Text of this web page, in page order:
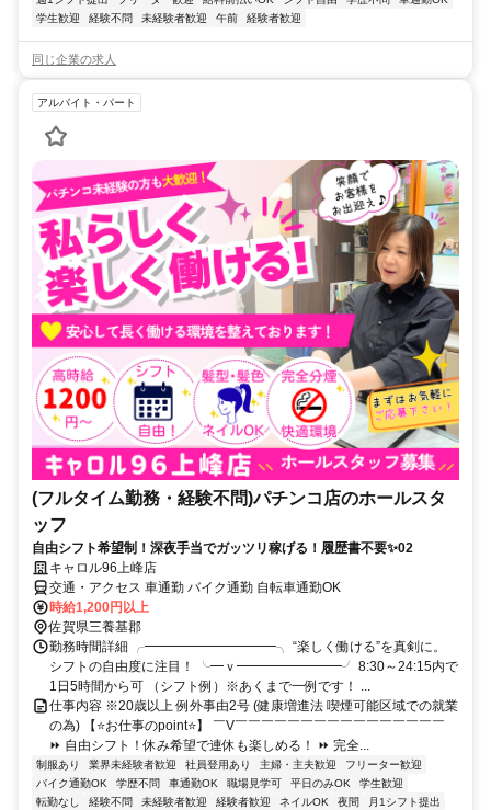
学生歓迎
経験不問 未経験者歓迎 午前 経験者歓迎
同じ企業の求人
アルバイト・パート
(フルタイム勤務・経験不問)パチンコ店のホールスタ
ッフ
自由シフト希望制！深夜手当でガッツリ稼げる！履歴書不要✨02
キャロル96上峰店
交通・アクセス 車通勤 バイク通勤 自転車通勤OK
時給1,200円以上
佐賀県三養基郡
勤務時間詳細 ╭━━━━━━━━━━╮ “楽しく働ける”を真剣に。
シフトの自由度に注目！ ╰━ｖ━━━━━━━━╯ 8:30～24:15内で
1日5時間から可 （シフト例）※あくまで一例です！ ...
仕事内容 ※20歳以上 例外事由2号 (健康増進法 喫煙可能区域での就業
の為) 【⭐お仕事のpoint⭐】 ￣V￣￣￣￣￣￣￣￣￣￣￣￣￣￣￣￣
⏩ 自由シフト！休み希望で連休も楽しめる！ ⏩ 完全...
制服あり 業界未経験者歓迎 社員登用あり 主婦・主夫歓迎
フリーター歓迎
バイク通勤OK
学歴不問 車通勤OK 職場見学可 平日のみOK
学生歓迎
転勤なし
経験不問 未経験者歓迎 経験者歓迎 ネイルOK 夜間
月1シフト提出